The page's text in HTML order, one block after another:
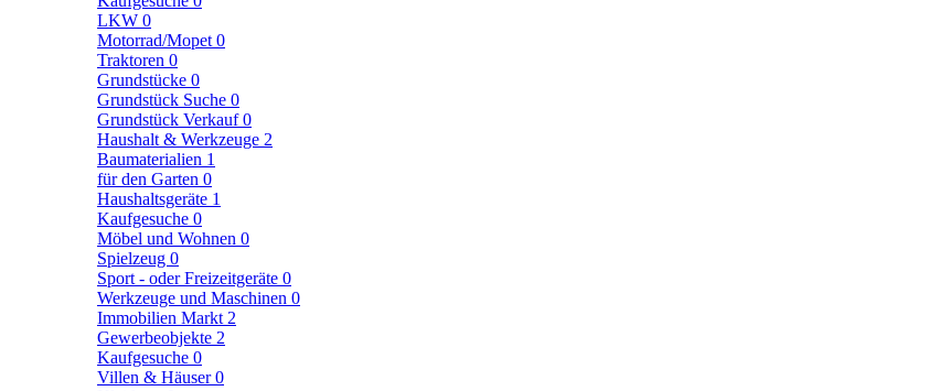
LKW 0
Motorrad/Mopet 0
Traktoren 0
Grundstücke 0
Grundstück Suche 0
Grundstück Verkauf0
Haushalt & Werkzeuge 2
Baumaterialien 1
für den Garten 0
Haushaltsgeräte 1
Kaufgesuche 0
Möbel und Wohnen 0
Spielzeug 0
Sport - oder Freizeitgeräte 0
Werkzeuge und Maschinen 0
Immobilien Markt 2
Gewerbeobjekte 2
Kaufgesuche 0
Villen & Häuser0